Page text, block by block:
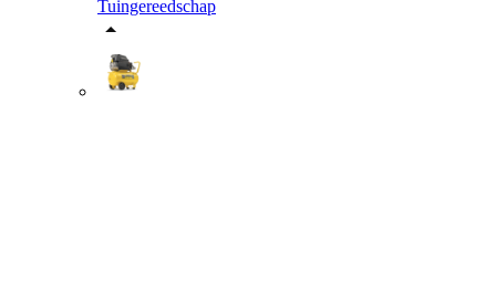
Tuingereedschap